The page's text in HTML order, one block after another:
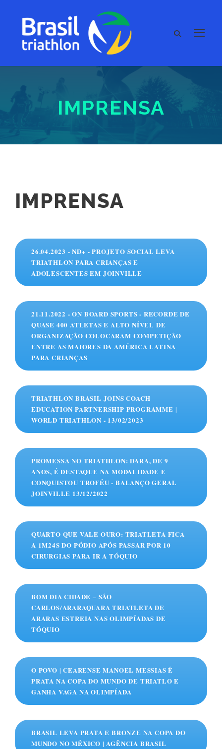
IMPRENSA
IMPRENSA
26.04.2023 - ND+ - PROJETO SOCIAL LEVA
TRIATHLON PARA CRIANÇAS E
ADOLESCENTES EM JOINVILLE
21.11.2022 - ON BOARD SPORTS - RECORDE DE
QUASE 400 ATLETAS E ALTO NÍVEL DE
ORGANIZAÇÃO COLOCARAM COMPETIÇÃO
ENTRE AS MAIORES DA AMÉRICA LATINA
PARA CRIANÇAS
TRIATHLON BRASIL JOINS COACH
EDUCATION PARTNERSHIP PROGRAMME |
WORLD TRIATHLON - 13/02/2023
PROMESSA NO TRIATHLON: DARA, DE 9
ANOS, É DESTAQUE NA MODALIDADE E
CONQUISTOU TROFÉU - BALANÇO GERAL
JOINVILLE 13/12/2022
QUARTO QUE VALE OURO: TRIATLETA FICA
A 1M24S DO PÓDIO APÓS PASSAR POR 10
CIRURGIAS PARA IR A TÓQUIO
BOM DIA CIDADE – SÃO
CARLOS/ARARAQUARA TRIATLETA DE
ARARAS ESTREIA NAS OLIMPÍADAS DE
TÓQUIO
O POVO | CEARENSE MANOEL MESSIAS É
PRATA NA COPA DO MUNDO DE TRIATLO E
GANHA VAGA NA OLIMPÍADA
BRASIL LEVA PRATA E BRONZE NA COPA DO
MUNDO NO MÉXICO | AGÊNCIA BRASIL